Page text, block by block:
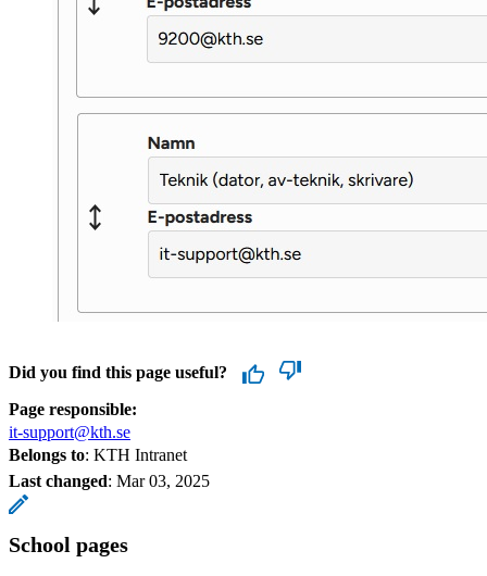
Did you find this page useful?
Page responsible:
it-support@kth.se
Belongs to: KTH Intranet
Last changed: Mar 03, 2025
School pages